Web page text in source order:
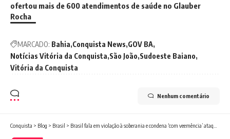
ofertou mais de 600 atendimentos de saúde no Glauber
Rocha
MARCADO: Bahia Conquista News GOV BA
Notícias Vitória da Conquista São João Sudoeste Baiano
Vitória da Conquista
Nenhum comentário
Conquista > Blog > Brasil > Brasil fala em violação à soberania e condena ‘com veemência’ ataques de Israel e EUA ao Irã